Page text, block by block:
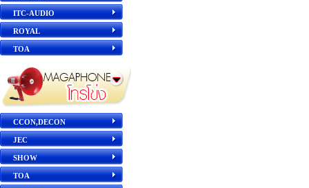
ITC-AUDIO
ROYAL
TOA
CCON,DECON
JEC
SHOW
TOA